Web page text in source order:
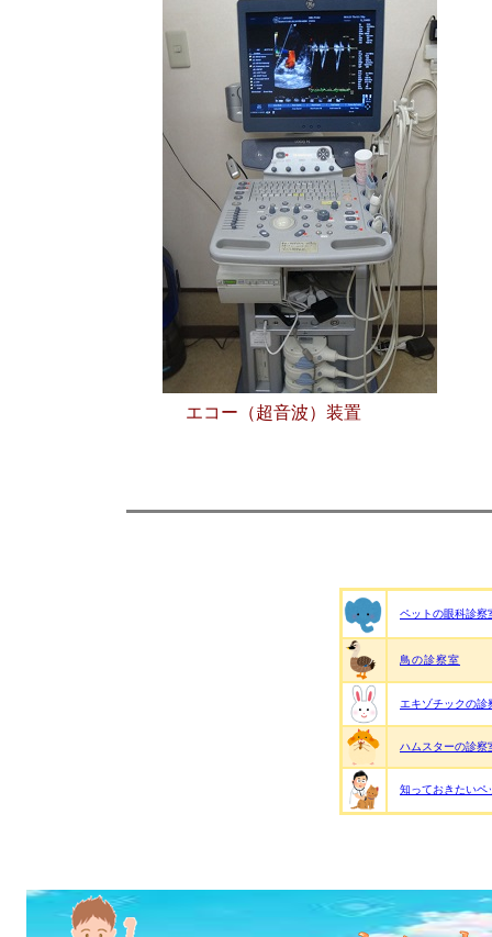
エコー（超音波）装置
ペットの眼科診察
鳥の診察室
エキゾチックの診
ハムスターの診察
知っておきたいペ